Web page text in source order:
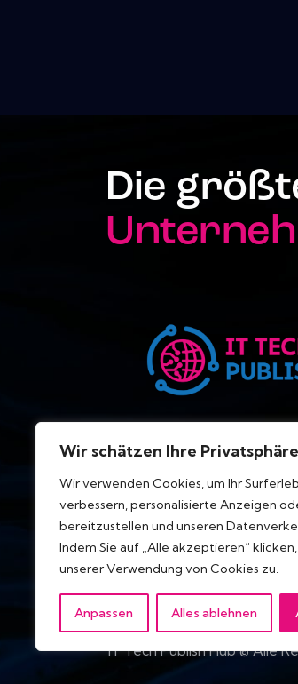
Wir schätzen Ihre Privatsphäre
Wir verwenden Cookies, um Ihr
verbessern, personalisierte Anzeigen
bereitzustellen und unseren
Indem Sie auf „Alle akzeptieren“
unserer Verwendung von Cookies zu.
Anpassen Alles ablehnen
Die
IT Tech Publish Hub © Alle